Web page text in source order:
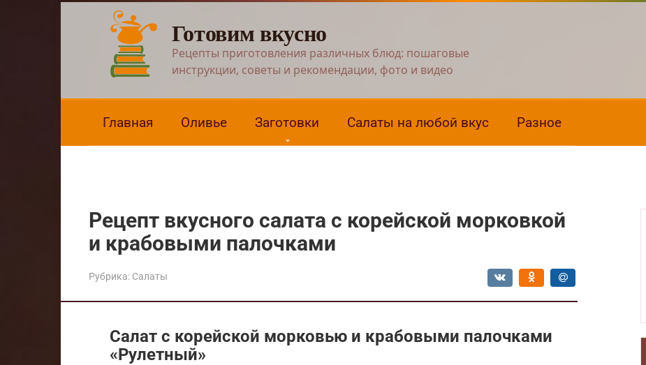
Готовим вкусно
Рецепты приготовления различных блюд: пошаговые
инструкции, советы и рекомендации, фото и видео
Главная Оливье Заготовки Салаты на любой вкус Разное
Рецепт вкусного салата с корейской морковкой
и крабовыми палочками
Рубрика: Салаты
Салат с корейской морковью и крабовыми палочками
«Рулетный»